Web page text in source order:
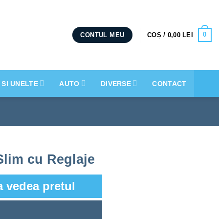
CONTUL MEU COȘ / 0,00LEI 0
UNELTE AUTO DIVERSE CONTACT
cu Reglaje
vedea pretul